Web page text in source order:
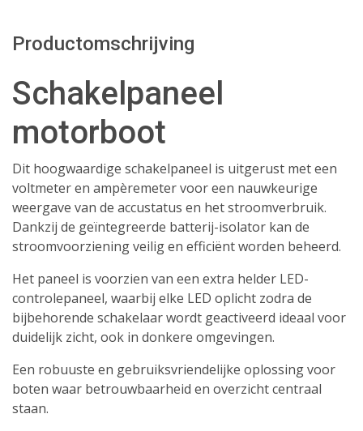
Productomschrijving
Schakelpaneel
motorboot
Dit hoogwaardige schakelpaneel is uitgerust met een
voltmeter en ampèremeter voor een nauwkeurige
weergave van de accustatus en het stroomverbruik.
Dankzij de geïntegreerde batterij-isolator kan de
stroomvoorziening veilig en efficiënt worden beheerd.
Het paneel is voorzien van een extra helder LED-
controlepaneel, waarbij elke LED oplicht zodra de
bijbehorende schakelaar wordt geactiveerd ideaal voor
duidelijk zicht, ook in donkere omgevingen.
Een robuuste en gebruiksvriendelijke oplossing voor
boten waar betrouwbaarheid en overzicht centraal
staan.